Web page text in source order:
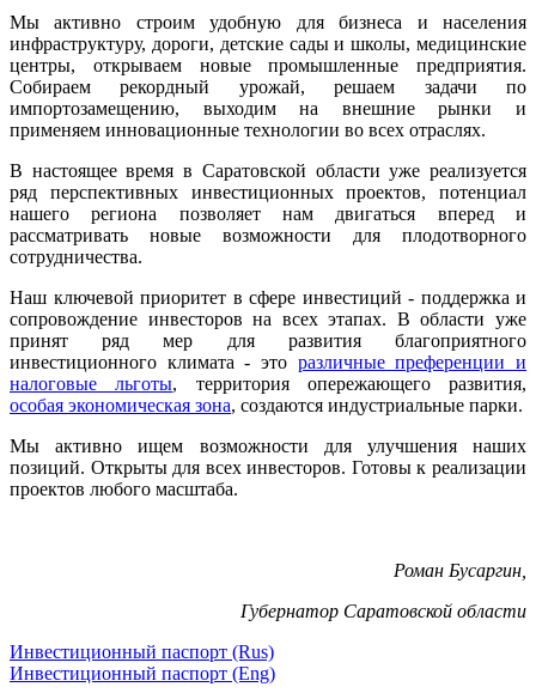
Мы активно строим удобную для бизнеса и населения
инфраструктуру, дороги, детские сады и школы, медицинские
центры, открываем новые промышленные предприятия.
Собираем рекордный урожай, решаем задачи по
импортозамещению, выходим на внешние рынки и
применяем инновационные технологии во всех отраслях.
В настоящее время в Саратовской области уже реализуется
ряд перспективных инвестиционных проектов, потенциал
нашего региона позволяет нам двигаться вперед и
рассматривать новые возможности для плодотворного
сотрудничества.
Наш ключевой приоритет в сфере инвестиций - поддержка и
сопровождение инвесторов на всех этапах. В области уже
принят ряд мер для развития благоприятного
инвестиционного климата - это различные преференции и
налоговые льготы, территория опережающего развития,
особая экономическая зона, создаются индустриальные парки.
Мы активно ищем возможности для улучшения наших
позиций. Открыты для всех инвесторов. Готовы к реализации
проектов любого масштаба.
Роман Бусаргин,
Губернатор Саратовской области
Инвестиционный паспорт (Rus)
Инвестиционный паспорт (Eng)